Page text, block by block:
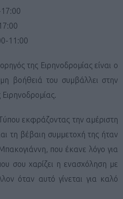
11:00
της Ειρηνοδρομίας είναι ο
βοήθειά του συμβάλλει στην
εκφράζοντας την αμέριστη
τη βέβαιη συμμετοχή της ήταν
που έκανε λόγο για
σου χαρίζει η ενασχόληση με
όταν αυτό γίνεται για καλό